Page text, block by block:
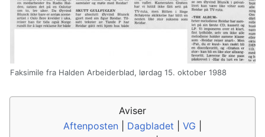
Faksimile fra Halden Arbeiderblad, lørdag 15. oktober 1988
Aviser
Aftenposten
Dagbladet VG